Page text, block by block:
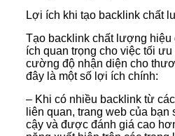
Lợi ích khi tạo backlink chất
Tạo backlink chất lượng
ích quan trọng cho việc tối
cường độ nhận diện cho
đây là một số lợi ích chính:
– Khi có nhiều backlink từ
liên quan, trang web của
cậy và được đánh giá cao